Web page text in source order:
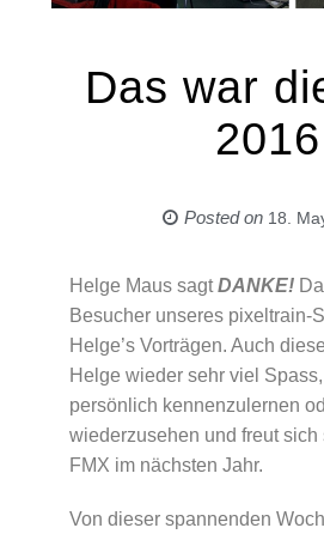
Das war
2016
Posted on 18.
Helge Maus sagtDANKE!
Besucher unseres pixeltrain-
Helge’s Vorträgen. Auch
Helge wieder sehr viel
persönlich kennenzulernen
wiederzusehen und freut sich
FMX im nächsten Jahr.
Von dieser spannenden